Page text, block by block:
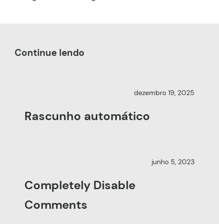
Continue lendo
dezembro 19, 2025
Rascunho automático
junho 5, 2023
Completely Disable
Comments